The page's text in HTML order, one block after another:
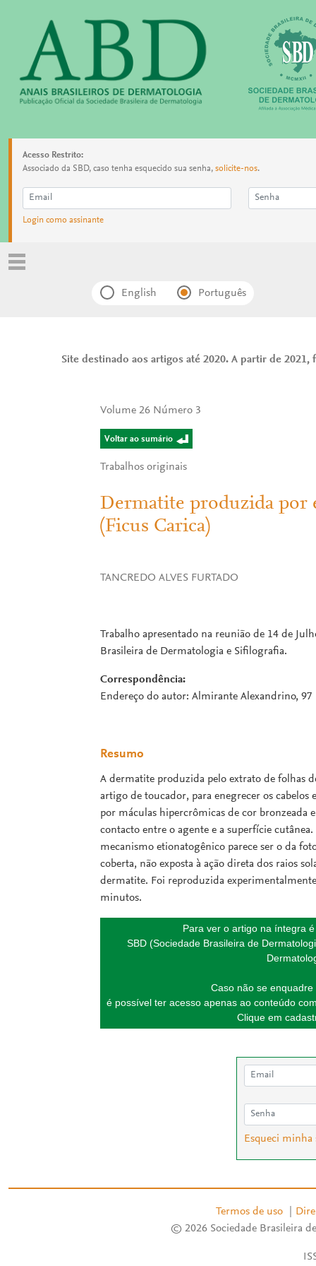
Acesso Restrito:
Associado da SBD, caso tenha esquecido sua senha, solicite-nos.
Login como assinante
English Português
Site destinado aos artigos até 2020. A partir de
Volume 26 Número 3
Voltar ao sumário
Trabalhos originais
Dermatite produzida por
(Ficus Carica)
TANCREDO ALVES FURTADO
Trabalho apresentado na reunião de 14 de
Brasileira de Dermatologia e Sifilografia.
Correspondência:
Endereço do autor: Almirante Alexandrino,
Resumo
A dermatite produzida pelo extrato de folhas
artigo de toucador, para enegrecer os cabelos
por máculas hipercrômicas de cor bronzeada
contacto entre o agente e a superfície
mecanismo etionatogênico parece ser o da
coberta, não exposta à ação direta dos raios
dermatite. Foi reproduzida
minutos.
Para ver o artigo na íntegra
SBD (Sociedade Brasileira de
Caso não se
é possível ter acesso apenas ao conteúdo
Clique em
Esqueci minha
Termos de uso
© 2026 Sociedade Brasileira